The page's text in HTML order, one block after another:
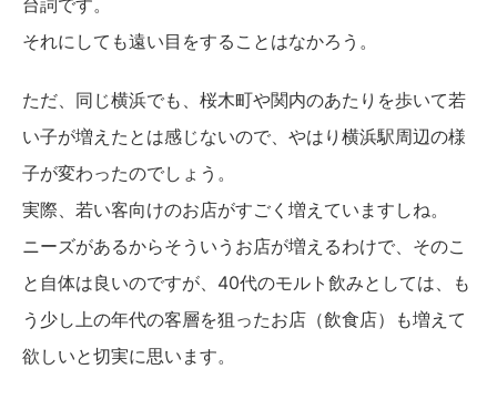
それにしても遠い目をすることはなかろう。
ただ、同じ横浜でも、桜木町や関内のあたりを歩いて若
い子が増えたとは感じないので、やはり横浜駅周辺の様
子が変わったのでしょう。
実際、若い客向けのお店がすごく増えていますしね。
ニーズがあるからそういうお店が増えるわけで、そのこ
と自体は良いのですが、40代のモルト飲みとしては、も
う少し上の年代の客層を狙ったお店（飲食店）も増えて
欲しいと切実に思います。